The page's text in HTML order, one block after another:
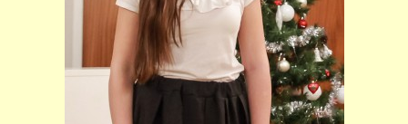
VIDEA - FILMOVÁ TVORBA